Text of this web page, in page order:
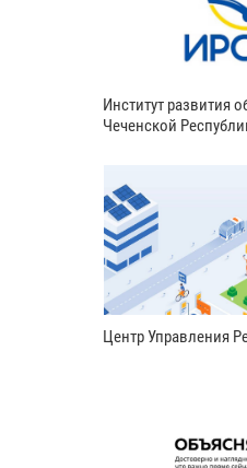
Институт развития
Чеченской
Центр Управления